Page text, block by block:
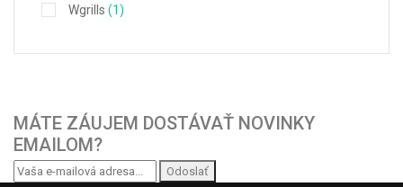
Wgrills (1)
MÁTE ZÁUJEM DOSTÁVAŤ NOVINKY
EMAILOM?
Odoslať